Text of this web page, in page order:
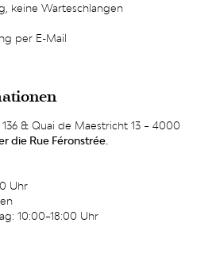
keine Warteschlangen
per E-Mail
& Quai de Maestricht 13 – 4000
die Rue Féronstrée.
Uhr
10:00–18:00 Uhr